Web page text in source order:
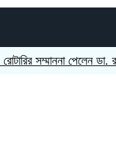
সম্মাননা পেলেন ডা. রাসকিন